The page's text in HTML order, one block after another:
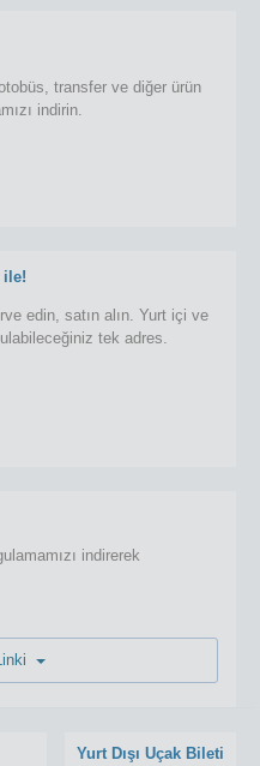
transfer ve diğer ürün
indirin.
ile!
edin, satın alın. Yurt içi ve
tek adres.
indirerek
Yurt Dışı Uçak Bileti